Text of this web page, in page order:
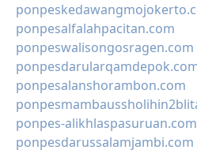
ponpesalfalahpacitan.com
ponpeswalisongosragen.com
ponpesalanshorambon.com
ponpes-alikhlaspasuruan.com
ponpesdarussalamjambi.com